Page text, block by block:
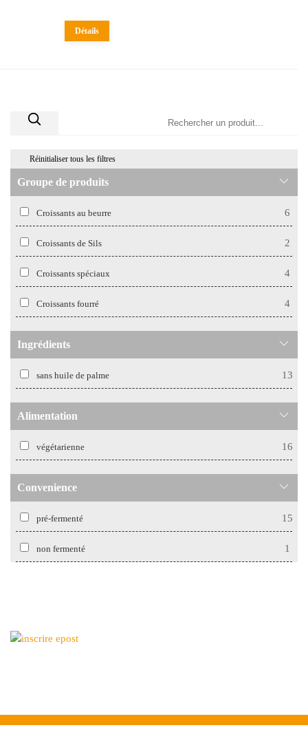
Détails
Réinitialiser tous les filtres
Groupe de produits
Croissants au beurre 6
Croissants de Sils 2
Croissants spéciaux 4
Croissants fourré 4
Ingrédients
sans huile de palme 13
Alimentation
végétarienne 16
Convenience
pré-fermenté 15
non fermenté 1